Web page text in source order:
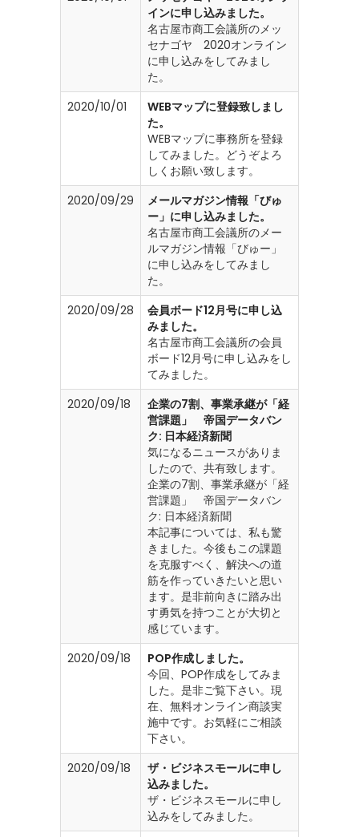
インに申し込みました。
名古屋市商工会議所のメッ
セナゴヤ 2020オンライン
に申し込みをしてみまし
た。
2020/10/01
WEBマップに登録致しまし
た。
WEBマップに事務所を登録
してみました。どうぞよろ
しくお願い致します。
2020/09/29
メールマガジン情報「びゅ
ー」に申し込みました。
名古屋市商工会議所のメー
ルマガジン情報「びゅー」
に申し込みをしてみまし
た。
2020/09/28
会員ボード12月号に申し込
みました。
名古屋市商工会議所の会員
ボード12月号に申し込みをし
てみました。
2020/09/18
企業の7割、事業承継が「経
営課題」 帝国データバン
ク: 日本経済新聞
気になるニュースがありま
したので、共有致します。
企業の7割、事業承継が「経
営課題」 帝国データバン
ク: 日本経済新聞
本記事については、私も驚
きました。今後もこの課題
を克服すべく、解決への道
筋を作っていきたいと思い
ます。是非前向きに踏み出
す勇気を持つことが大切と
感じています。
2020/09/18
POP作成しました。
今回、POP作成をしてみま
した。是非ご覧下さい。現
在、無料オンライン商談実
施中です。お気軽にご相談
下さい。
2020/09/18
ザ・ビジネスモールに申し
込みました。
ザ・ビジネスモールに申し
込みをしてみました。